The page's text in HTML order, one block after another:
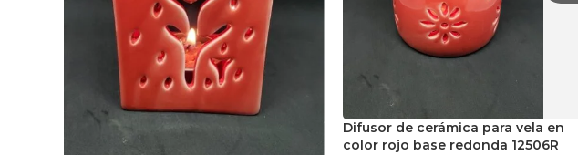
Difusor de cerámica para vela en
color rojo base redonda 12506R